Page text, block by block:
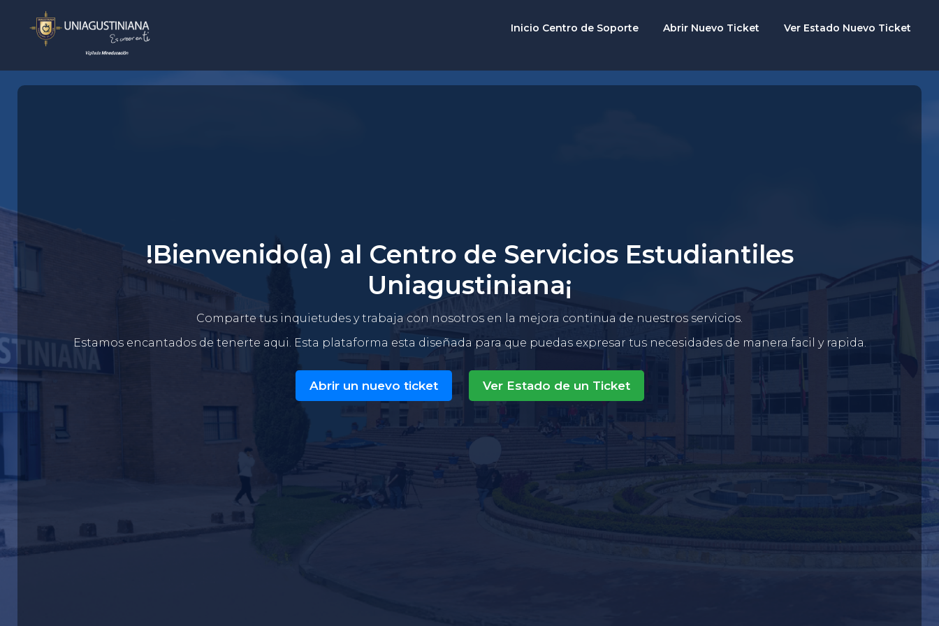
Inicio Centro de Soporte Abrir Nuevo Ticket Ver Estado Nuevo Ticket
!Bienvenido(a) al Centro de Servicios Estudiantiles
Uniagustiniana¡
Comparte tus inquietudes y trabaja con nosotros en la mejora continua de nuestros servicios.
Estamos encantados de tenerte aqui. Esta plataforma esta diseñada para que puedas expresar tus necesidades de manera facil y rapida.
Abrir un nuevo ticket Ver Estado de un Ticket